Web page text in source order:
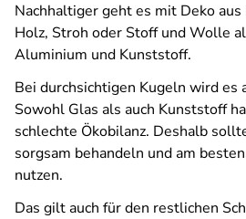
Nachhaltiger geht es mit Deko
Holz, Stroh oder Stoff und Wolle
Aluminium und Kunststoff.
Bei durchsichtigen Kugeln wird es
Sowohl Glas als auch Kunststoff
schlechte Ökobilanz. Deshalb
sorgsam behandeln und am
nutzen.
Das gilt auch für den restlichen